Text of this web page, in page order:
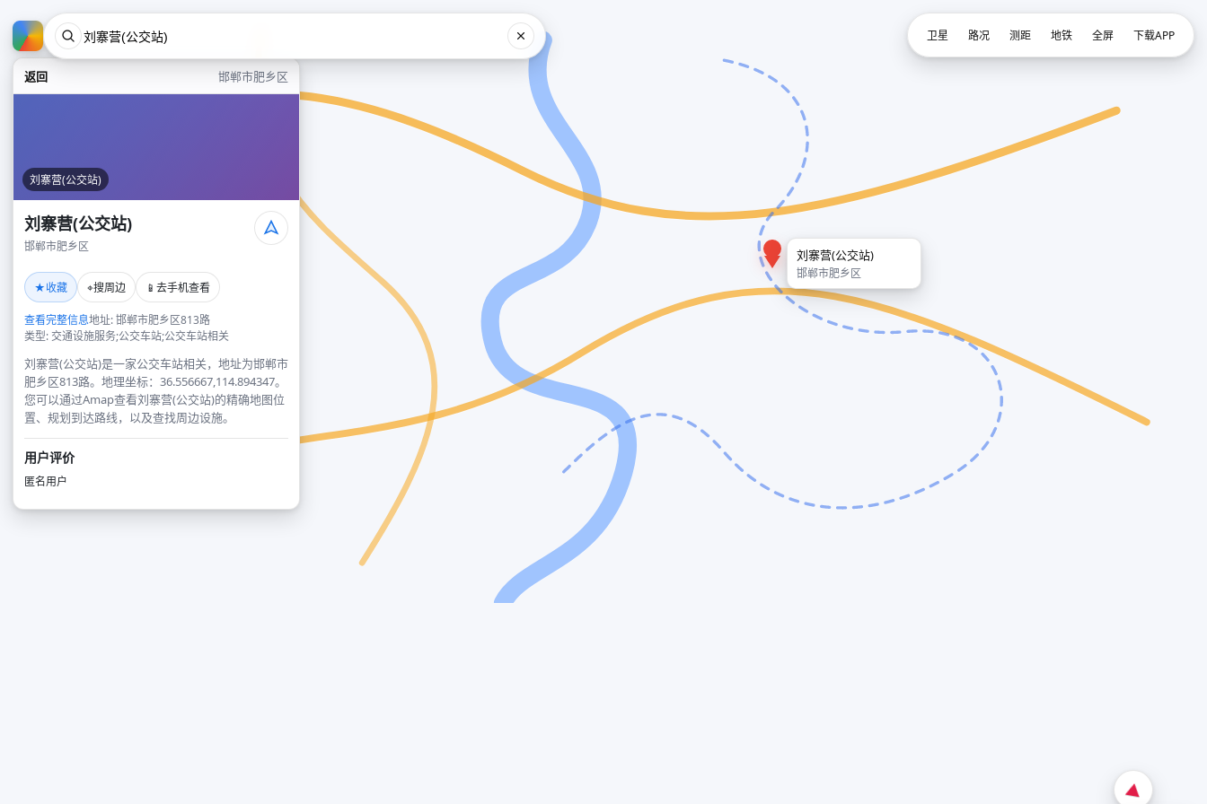
返回 邯郸市肥乡区
刘寨营(公交站)
刘寨营(公交站)
邯郸市肥乡区
★收藏 ⌖搜周边 📱 去手机查看
查看完整信息地址: 邯郸市肥乡区813路
类型: 交通设施服务;公交车站;公交车站相关
刘寨营(公交站)是一家公交车站相关，地址为邯郸市
肥乡区813路。地理坐标：36.556667,114.894347。
您可以通过Amap查看刘寨营(公交站)的精确地图位
置、规划到达路线，以及查找周边设施。
用户评价
匿名用户
刘寨营(公交站)
邯郸市肥乡区
卫星 路况 测距 地铁 全屏 下载APP